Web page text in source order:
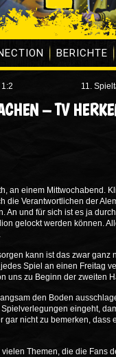
BERICHTE
11.
– TV
an einem Mittwochabend.
die Verantwortlichen der
An und für sich ist es ja
gelockt werden können.
kann ist das zwar ganz
Spiel an einen Freitag
uns zu Beginn der zweiten
den Boden
eingeht,
gar nicht zu bemerken, dass
Themen, die die Fans